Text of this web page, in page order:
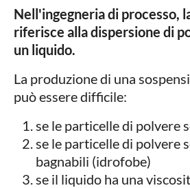
Nell'ingegneria di processo,
riferisce alla dispersione di
un liquido.
La produzione di una
può essere difficile:
se le particelle di polvere
se le particelle di polvere
bagnabili (idrofobe)
se il liquido ha una